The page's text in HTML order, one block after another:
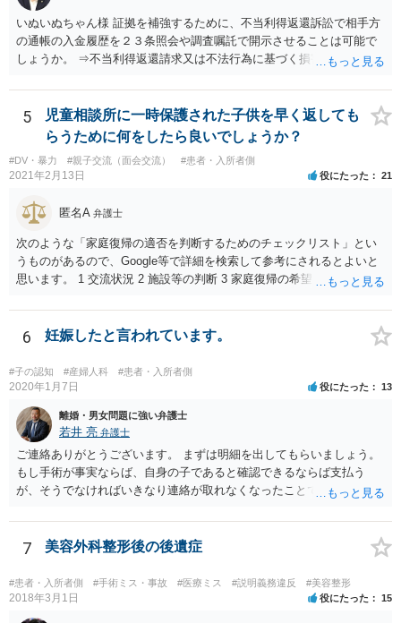
いぬいぬちゃん様 証拠を補強するために、不当利得返還訴訟で相手方
の通帳の入金履歴を２３条照会や調査嘱託で開示させることは可能で
しょうか。 ⇒不当利得返還請求又は不法行為に基づく損害賠償請求の
等を行うことは十分考えられます。もっとも、網羅的な探索的調査と
なることを裁判所は忌避しますので、具体的な期間等を特定して行う
必要があります。 不正引き出しと入金の金額と日付がすべて一致して
いた場合勝訴の確率はどのくらいでしょうか。 ⇒誠に恐縮ですが、勝
訴の確率をこの場でお伝えすることはできませんので、個別に依頼し
た弁護士にご相談いただき、ご質問ください。 一般的な回答となり恐
縮ですが、使途不明金訴訟の場合には、よくて５分５分というところ
です。 なお、仮に裁判で勝ったとしても弟さんに資力がないと具体的
な回収をすることはできませんので、弟さんの財産への事前の仮差押
え等もきちんと検討してくれる弁護士の方にご相談いただくことをお
勧めいたします。
5
児童相談所に一時保護された子供を早く返しても
らうために何をしたら良いでしょうか？
#DV・暴力 #親子交流（面会交流） #患者・入所者側
2021年2月13日 役にたった 21
匿名A 弁護士
次のような「家庭復帰の適否を判断するためのチェックリスト」とい
うものがあるので、Google等で詳細を検索して参考にされるとよいと
思います。 1 交流状況 2 施設等の判断 3 家庭復帰の希望 4 保護者への
能力 8 引取りの希望 9 虐待の事実を認めていること 10 子どもの立場
に立った見方 11 衝動のコントロール 12 精神的安定 13 養育の知識・
立、トラブル 16 親族との関係 17 生活基盤の安定 18 子どもの心理的
居場所 19 地域の受入れ体制 20 地域の支援機能 お母様が別居して引き
取るプランは、児童相談所側からすると、17・18あたりでネガティブ
に捉えられる可能性がありますので、たとえば、あなた自身が安定し
た収入を有し、かつ、親族等の手厚い援助が得られ、お父様の影響を
排除できることを示さないかぎりはなかなか認められないように思わ
れます。 児童相談所の担当者は、中には問題のあるかたもいるかもし
れませんが、基本的には子どもの立場に立って動こうとされているか
ネガティブな評価を付けられるので、家庭復帰の可能性をどんどん狭
6 妊娠したと言われています。
#子の認知 #産婦人科 #患者・入所者側
2020年1月7日 役にたった 13
離婚・男女問題に強い弁護士
若井 亮 弁護士
ご連絡ありがとうございます。 まずは明細を出してもらいましょう。
もし手術が事実ならば、自身の子であると確認できるならば支払う
が、そうでなければいきなり連絡が取れなくなったことで不信感もあ
してはいかがでしょうか。 代理人となる場合ですが、事務所ごとにま
ちまちです。 弊所の場合、交渉をお受けするとなると20万円くらいが
7 美容外科整形後の後遺症
#患者・入所者側 #手術ミス・事故 #医療ミス #説明義務違反 #美容整形
2018年3月1日 役にたった 15